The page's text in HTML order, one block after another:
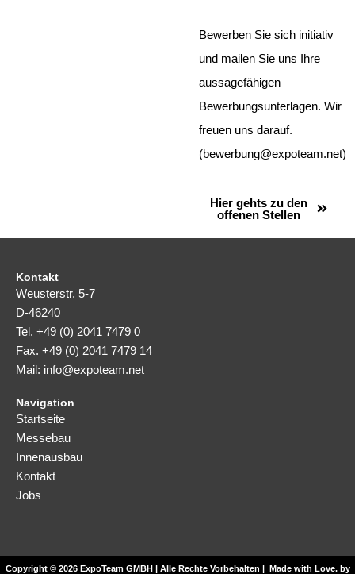
Bewerben Sie sich initiativ
und mailen Sie uns Ihre
aussagefähigen
Bewerbungsunterlagen. Wir
freuen uns darauf.
(bewerbung@expoteam.net)
Hier gehts zu den
offenen Stellen
Kontakt
Weusterstr. 5-7
D-46240
Tel. +49 (0) 2041 7479 0
Fax. +49 (0) 2041 7479 14
Mail: info@expoteam.net
Navigation
Startseite
Messebau
Innenausbau
Kontakt
Jobs
Copyright © 2026 ExpoTeam GMBH | Alle Rechte Vorbehalten | Made with Love. by